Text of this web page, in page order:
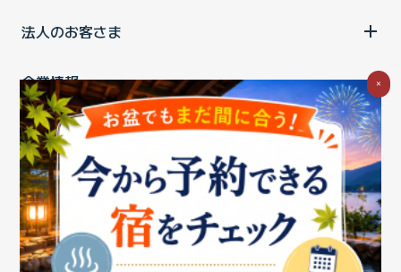
法人のお客さま
企業情報
ご利用中の方
お問い合わせ消費税の表示 ウェブアクセシビリティの取り組み
個人情報保護ポリシープライバシーポータル
Cookieポリシー
特定商取引法に基づく表記情報セキュリティ基本方針
商標についてBIGLOBEトップ
×